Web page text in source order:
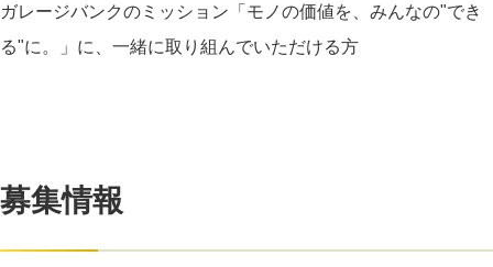
ガレージバンクのミッション「モノの価値を、みんなの"でき
る"に。」に、一緒に取り組んでいただける方
募集情報